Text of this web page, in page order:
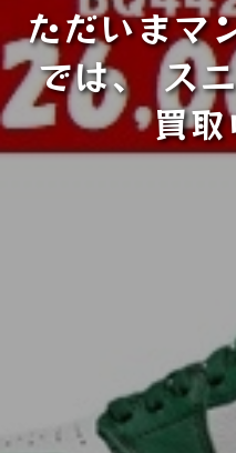
ただいまマ
では、 ス
買